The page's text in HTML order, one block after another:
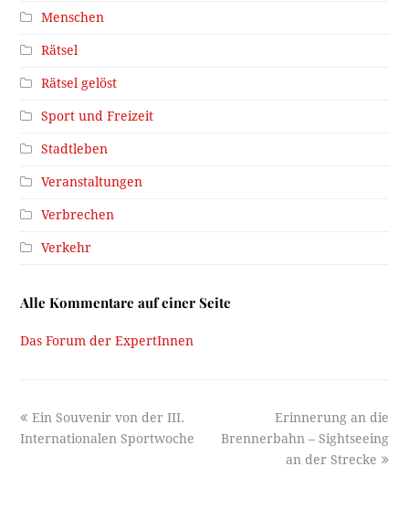
Menschen
Rätsel
Rätsel gelöst
Sport und Freizeit
Stadtleben
Veranstaltungen
Verbrechen
Verkehr
Alle Kommentare auf einer Seite
Das Forum der ExpertInnen
previous
post:
Ein Souvenir von der III.
Internationalen Sportwoche
next
post:
Erinnerung an die
Brennerbahn – Sightseeing
an der Strecke